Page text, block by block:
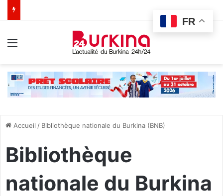
Accueil / Bibliothèque nationale du Burkina (BNB)
Bibliothèque
nationale du Burkina
FR